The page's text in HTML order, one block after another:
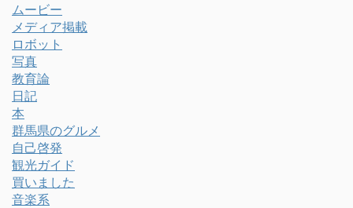
ムービー
メディア掲載
ロボット
写真
教育論
日記
本
群馬県のグルメ
自己啓発
観光ガイド
買いました
音楽系